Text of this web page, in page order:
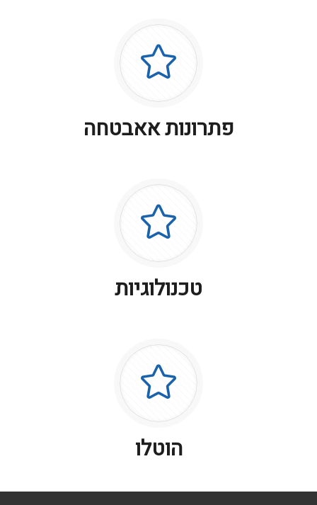
פתרונות אאבטחה
טכנולוגיות
הוטלו